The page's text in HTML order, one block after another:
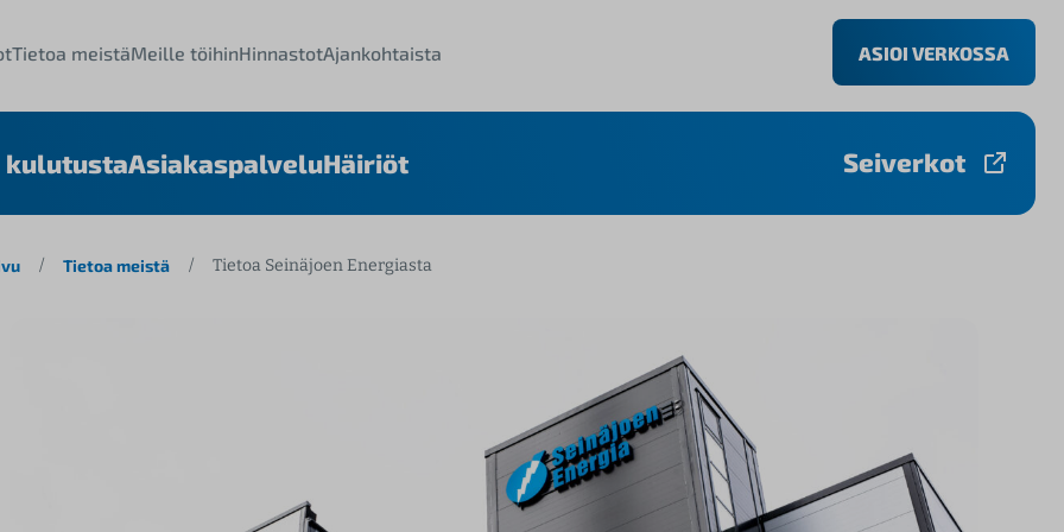
Tietoa meistäMeille töihinHinnastotAjankohtaista ASIOI VERKOSSA
kulutustaAsiakaspalveluHäiriöt Seiverkot
/ Tietoa meistä / Tietoa Seinäjoen Energiasta